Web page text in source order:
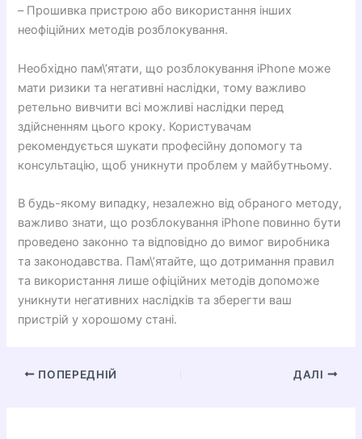
– Прошивка пристрою або використання інших
неофіційних методів розблокування.
Необхідно пам\’ятати, що розблокування iPhone може
мати ризики та негативні наслідки, тому важливо
ретельно вивчити всі можливі наслідки перед
здійсненням цього кроку. Користувачам
рекомендується шукати професійну допомогу та
консультацію, щоб уникнути проблем у майбутньому.
В будь-якому випадку, незалежно від обраного методу,
важливо знати, що розблокування iPhone повинно бути
проведено законно та відповідно до вимог виробника
та законодавства. Пам\’ятайте, що дотримання правил
та використання лише офіційних методів допоможе
уникнути негативних наслідків та зберегти ваш
пристрій у хорошому стані.
ПОПЕРЕДНІЙ ДАЛІ